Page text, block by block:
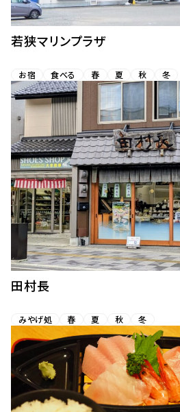
若狭マリンプラザ
お宿 食べる 春 夏 秋 冬
田村長
みやげ処 春 夏 秋 冬